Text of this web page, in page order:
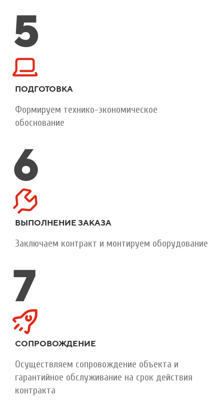
5
ПОДГОТОВКА
Формируем технико-экономическое
обоснование
6
ВЫПОЛНЕНИЕ ЗАКАЗА
Заключаем контракт и монтируем оборудование
7
СОПРОВОЖДЕНИЕ
Осуществляем сопровождение объекта и
гарантийное обслуживание на срок действия
контракта